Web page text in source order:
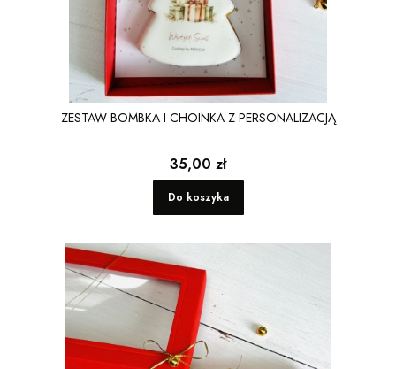
ZESTAW BOMBKA I CHOINKA Z PERSONALIZACJĄ
Cena
35,00 zł
Do koszyka